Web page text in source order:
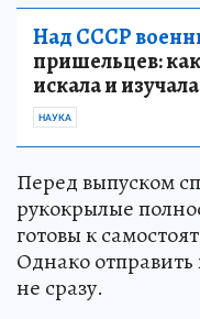
Над СССР
пришельцев: как
искала и
НАУКА
Перед выпуском
рукокрылые
готовы к
Однако
не сразу.